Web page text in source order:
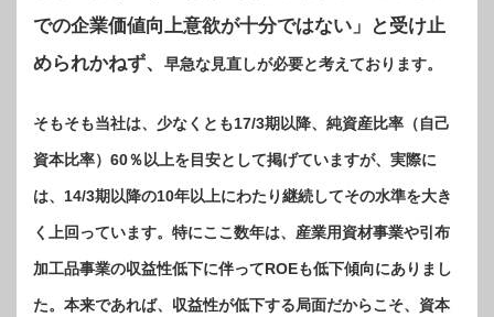
での企業価値向上意欲が十分ではない」と受け止
められかねず、 早急な見直しが必要と考えております。
そもそも当社は、少なくとも17/3期以降、純資産比率（自己
資本比率）60％以上を目安として掲げていますが、実際に
は、14/3期以降の10年以上にわたり継続してその水準を大き
く上回っています。特にここ数年は、産業用資材事業や引布
加工品事業の収益性低下に伴ってROEも低下傾向にありまし
た。本来であれば、収益性が低下する局面だからこそ、資本